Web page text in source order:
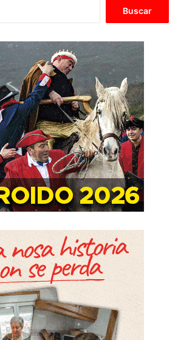
c
a
: